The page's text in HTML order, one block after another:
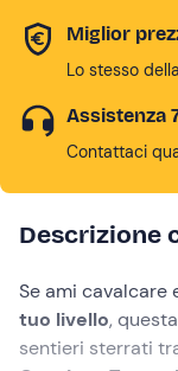
Miglior
Lo stesso
Assistenza
Contattaci
Descrizione
Se ami cavalcare
tuo livello,
sentieri sterrati